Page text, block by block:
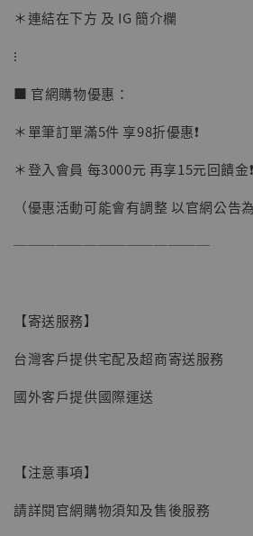
【現貨】BJSTUDIO 1/6系列
＊連結在下方 及 IG 簡介欄
⁝
■ 官網購物優惠：
＊單筆訂單滿5件 享98折優惠❗️
＊登入會員 每3000元 再享15元回饋金❗️
（優惠活動可能會有調整 以官網公告
──────────────
【寄送服務】
台灣客戶提供宅配及超商寄送服務
國外客戶提供國際運送
【注意事項】
請詳閱官網購物須知及售後服務